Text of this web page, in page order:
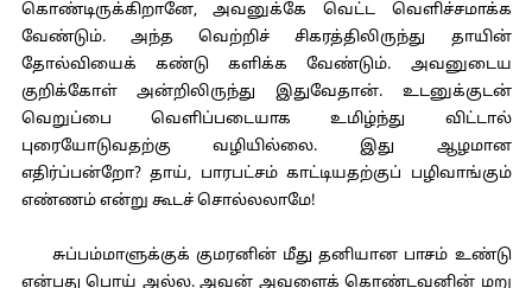
கொண்டிருக்கிறானே, அவனுக்கே வெட்ட வெளிச்சமாக்க
வேண்டும். அந்த வெற்றிச் சிகரத்திலிருந்து தாயின்
தோல்வியைக் கண்டு களிக்க வேண்டும். அவனுடைய
குறிக்கோள் அன்றிலிருந்து இதுவேதான். உடனுக்குடன்
வெறுப்பை வெளிப்படையாக உமிழ்ந்து விட்டால்
புரையோடுவதற்கு வழியில்லை. இது ஆழமான
எதிர்ப்பன்றோ? தாய், பாரபட்சம் காட்டியதற்குப் பழிவாங்கும்
எண்ணம் என்று கூடச் சொல்லலாமே!
சுப்பம்மாளுக்குக் குமரனின் மீது தனியான பாசம் உண்டு
என்பது பொய் அல்ல. அவன் அவளைக் கொண்டவனின் மறு